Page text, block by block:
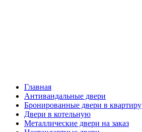
Главная
Антивандальные двери
Бронированные двери в квартиру
Двери в котельную
Металлические двери на заказ